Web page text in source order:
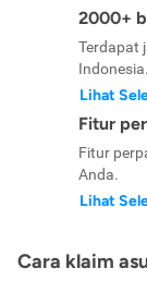
2000+
Terdapat
Indonesia.
Lihat
Fitur
Fitur
Anda.
Lihat
Cara klaim